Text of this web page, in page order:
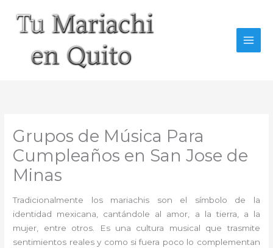
contenido
Grupos de Música Para
Cumpleaños en San Jose de
Minas
Tradicionalmente los mariachis son el símbolo de la
identidad mexicana, cantándole al amor, a la tierra, a la
mujer, entre otros. Es una cultura musical que trasmite
sentimientos reales y como si fuera poco lo complementan